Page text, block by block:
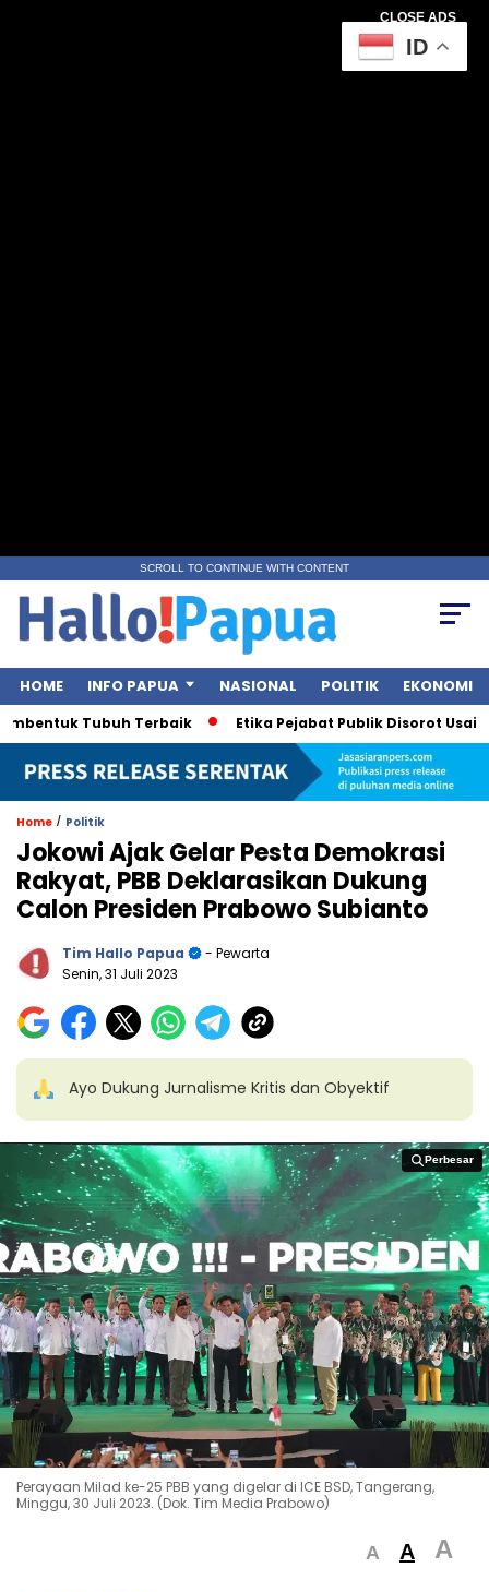
CLOSE ADS
SCROLL TO CONTINUE WITH CONTENT
HOME INFO PAPUA NASIONAL POLITIK EKONOMI
Tubuh Terbaik Etika Pejabat Publik Disorot Usai
Home / Politik
Jokowi Ajak Gelar Pesta Demokrasi
Rakyat, PBB Deklarasikan Dukung
Calon Presiden Prabowo Subianto
Tim Hallo Papua
- Pewarta
Senin, 31 Juli 2023
Ayo Dukung Jurnalisme Kritis dan Obyektif
Perbesar
Perbesar
Perayaan Milad ke-25 PBB yang digelar di ICE BSD, Tangerang,
Minggu, 30 Juli 2023. (Dok. Tim Media Prabowo)
A A A
ID